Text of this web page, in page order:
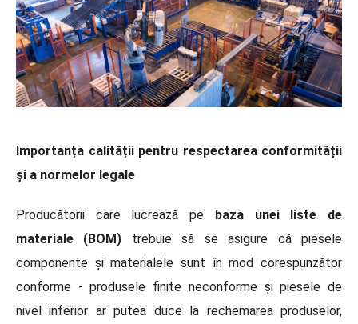
Importanța calității pentru respectarea conformității
și a normelor legale
Producătorii care lucrează pe baza unei liste de
materiale (BOM) trebuie să se asigure că piesele
componente și materialele sunt în mod corespunzător
conforme - produsele finite neconforme și piesele de
nivel inferior ar putea duce la rechemarea produselor,